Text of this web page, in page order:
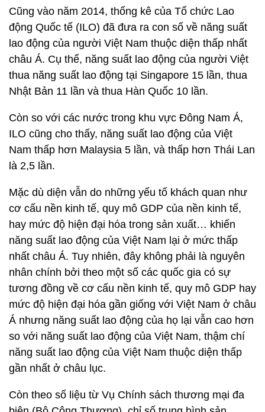
Cũng vào năm 2014, thống kê của Tổ chức Lao
động Quốc tế (ILO) đã đưa ra con số về năng suất
lao động của người Việt Nam thuộc diện thấp nhất
châu Á. Cụ thể, năng suất lao động của người Việt
thua năng suất lao động tại Singapore 15 lần, thua
Nhật Bản 11 lần và thua Hàn Quốc 10 lần.
Còn so với các nước trong khu vực Đông Nam Á,
ILO cũng cho thấy, năng suất lao động của Việt
Nam thấp hơn Malaysia 5 lần, và thấp hơn Thái Lan
là 2,5 lần.
Mặc dù diện vẫn do những yếu tố khách quan như
cơ cấu nền kinh tế, quy mô GDP của nền kinh tế,
hay mức độ hiện đại hóa trong sản xuất… khiến
năng suất lao động của Việt Nam lại ở mức thấp
nhất châu Á. Tuy nhiên, đây không phải là nguyên
nhân chính bởi theo một số các quốc gia có sự
tương đồng về cơ cấu nền kinh tế, quy mô GDP hay
mức độ hiện đại hóa gần giống với Việt Nam ở châu
Á nhưng năng suất lao động của họ lại vẫn cao hơn
so với năng suất lao động của Việt Nam, thậm chí
năng suất lao động của Việt Nam thuộc diện thấp
gần nhất ở châu lục.
Còn theo số liệu từ Vụ Chính sách thương mại đa